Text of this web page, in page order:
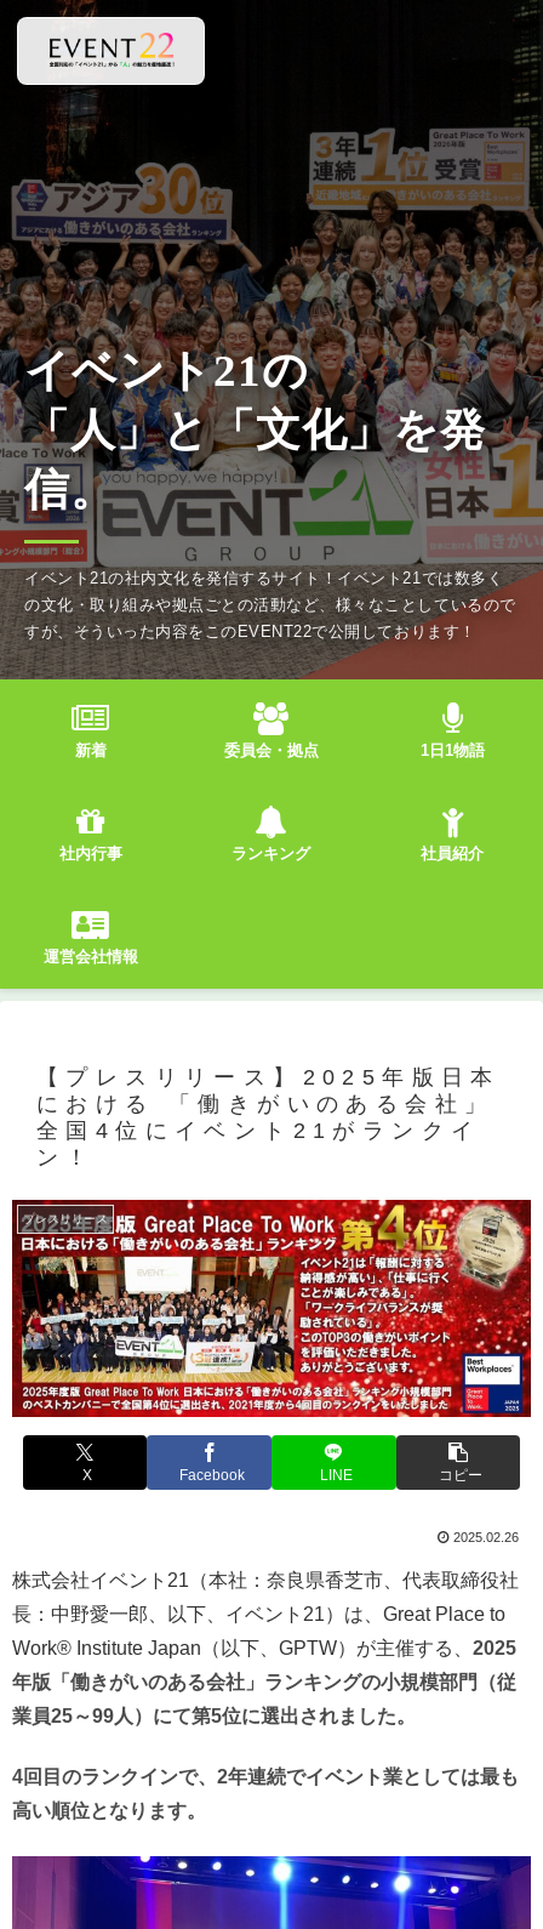
イベント21の社内文化を発信するサイト！イベント21では数多く
の文化・取り組みや拠点ごとの活動など、様々なことしているので
すが、そういった内容をこのEVENT22で公開しております！
新着 委員会・拠点 1日1物語
社内行事 ランキング 社員紹介
運営会社情報
【プレスリリース】2025年版日本
における 「働きがいのある会社」
全国4位にイベント21がランクイ
ン！
プレスリリース
X Facebook LINE コピー
2025.02.26
株式会社イベント21（本社：奈良県香芝市、代表取締役社
長：中野愛一郎、以下、イベント21）は、Great Place to
Work® Institute Japan（以下、GPTW）が主催する、 2025
年版「働きがいのある会社」ランキングの小規模部門（従
業員25～99人）にて第5位に選出されました。
4回目のランクインで、2年連続でイベント業としては最も
高い順位となります。